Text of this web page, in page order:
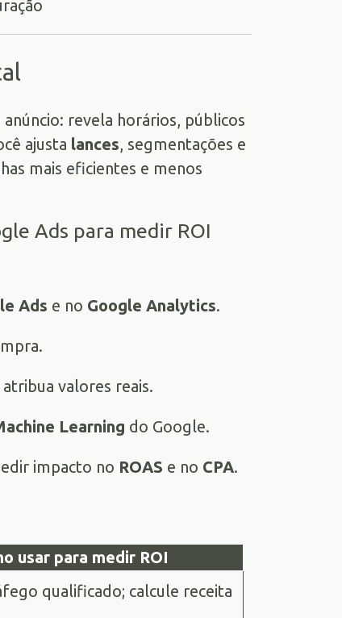
revela horários, públicos
ajusta lances, segmentações e
mais eficientes e menos
Ads para medir ROI
Ads e no Google Analytics.
valores reais.
Learning do Google.
impacto no ROAS e no CPA.
usar para medir ROI
qualificado; calcule receita